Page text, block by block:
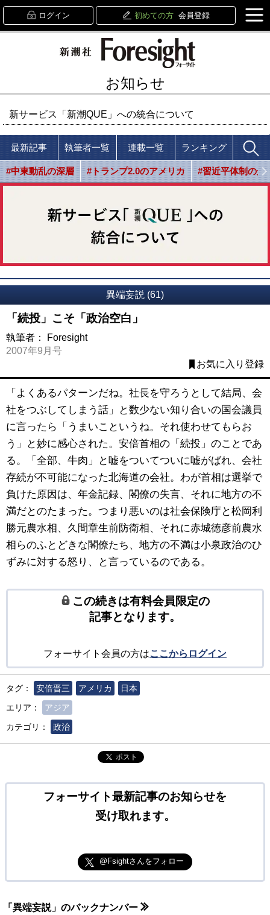
ログイン 初めての方 会員登録
お知らせ
新サービス「新潮QUE」への統合について
最新記事 執筆者一覧 連載一覧 ランキング
#中東動乱の深層 #トランプ2.0のアメリカ #習近平体制の光
異端妄説 (61)
「続投」こそ「政治空白」
執筆者：
Foresight
2007年9月号
お気に入り登録
「よくあるパターンだね。社長を守ろうとして結局、会
社をつぶしてしまう話」と数少ない知り合いの国会議員
に言ったら「うまいこというね。それ使わせてもらお
う」と妙に感心された。安倍首相の「続投」のことであ
る。「全部、牛肉」と嘘をついてついに嘘がばれ、会社
存続が不可能になった北海道の会社。わが首相は選挙で
負けた原因は、年金記録、閣僚の失言、それに地方の不
満だとのたまった。つまり悪いのは社会保険庁と松岡利
勝元農水相、久間章生前防衛相、それに赤城徳彦前農水
相らのふとどきな閣僚たち、地方の不満は小泉政治のひ
ずみに対する怒り、と言っているのである。
この続きは有料会員限定の
記事となります。
フォーサイト会員の方はここからログイン
タグ： 安倍晋三 アメリカ
日本
エリア：
アジア
カテゴリ：
政治
ポスト
フォーサイト最新記事のお知らせを
受け取れます。
@Fsightさんをフォロー
「異端妄説」のバックナンバー